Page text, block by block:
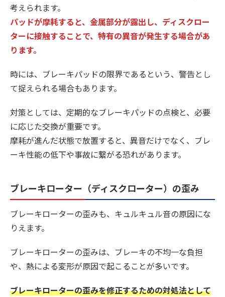
考えられます。
パッドが摩耗すると、金属部分が露出し、ディスクロー
ターに接触することで、特有の異音が発生する場合があ
ります。
時には、ブレーキパッドの限界であるという、警告とし
て捉えられる場合もあります。
対策としては、定期的なブレーキパッドの点検と、必要
に応じた交換が重要です。
摩耗が進んだ状態で放置すると、異音だけでなく、ブレ
ーキ性能の低下や事故に繋がる恐れがあります。
ブレーキローター（ディスクローター）の歪み
ブレーキローターの歪みも、キュルキュル音の原因にな
りえます。
ブレーキローターの歪みは、ブレーキの不均一な負担
や、熱による変形が原因で起こることが多いです。
ブレーキローターの歪みを修正するための対処法として